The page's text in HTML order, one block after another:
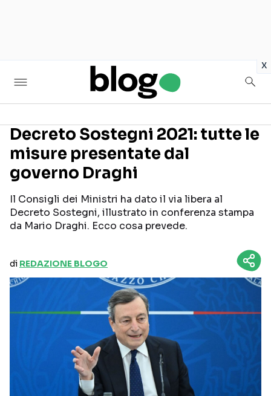
x
Seguici sui social
Decreto Sostegni 2021: tutte le
misure presentate dal
governo Draghi
Il Consigli dei Ministri ha dato il via libera al
Decreto Sostegni, illustrato in conferenza stampa
da Mario Draghi. Ecco cosa prevede.
di REDAZIONE BLOGO